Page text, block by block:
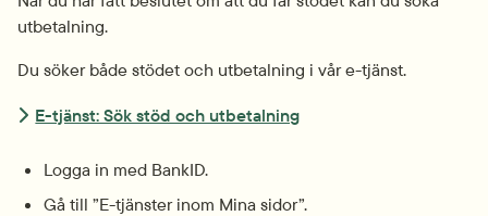
utbetalning.
Du söker både stödet och utbetalning i vår e-tjänst.
E-tjänst: Sök stöd och utbetalning
Logga in med BankID.
Gå till ”E-tjänster inom Mina sidor”.